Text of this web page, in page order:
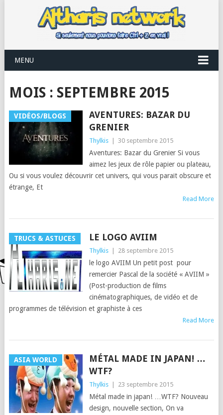
MENU
MOIS : SEPTEMBRE 2015
VIDÉOS/BLOGS
AVENTURES: BAZAR DU
GRENIER
Thylkis 30 septembre 2015
Aventures: Bazar du Grenier Si vous
aimez les jeux de rôle papier ou plateau,
Ou si vous voulez découvrir cet univers, qui vous parait obscure et
étrange, Et
Read More
TRUCS & ASTUCES LE LOGO AVIIM
Thylkis 28 septembre 2015
le logo AVIIM Un petit post pour
remercier Pascal de la société « AVIIM »
(Post-production de films
cinématographiques, de vidéo et de
programmes de télévision et graphiste à ces
Read More
ASIA WORLD
MÉTAL MADE IN JAPAN! …
WTF?
Thylkis 23 septembre 2015
Métal made in japan! …WTF? Nouveau
design, nouvelle section, On va